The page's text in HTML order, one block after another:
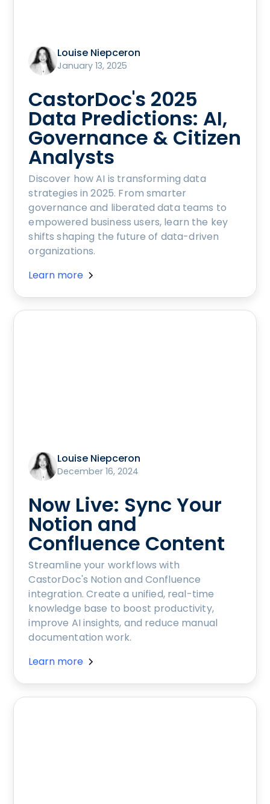
Louise Niepceron
January 13, 2025
CastorDoc's 2025
Data Predictions: AI,
Governance & Citizen
Analysts
Discover how AI is transforming data
strategies in 2025. From smarter
governance and liberated data teams to
empowered business users, learn the key
shifts shaping the future of data-driven
organizations.
Learn more
Louise Niepceron
December 16, 2024
Now Live: Sync Your
Notion and
Confluence Content
Streamline your workflows with
CastorDoc's Notion and Confluence
integration. Create a unified, real-time
knowledge base to boost productivity,
improve AI insights, and reduce manual
documentation work.
Learn more